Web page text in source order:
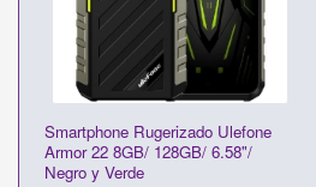
Smartphone Rugerizado Ulefone
Armor 22 8GB/ 128GB/ 6.58"/
Negro y Verde